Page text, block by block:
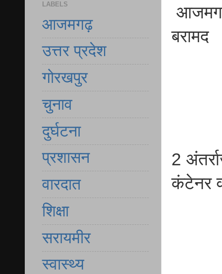
बरामद
2
कंटेनर
LABELS
आजमगढ़
उत्तर प्रदेश
गोरखपुर
चुनाव
दुर्घटना
प्रशासन
वारदात
शिक्षा
सरायमीर
स्वास्थ्य